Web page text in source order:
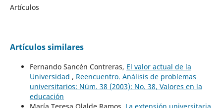
Artículos
Artículos similares
Fernando Sancén Contreras, El valor actual de la
Universidad , Reencuentro. Análisis de problemas
universitarios: Núm. 38 (2003): No. 38, Valores en la
educación
María Teresa Olalde Ramos, La extensión universitaria